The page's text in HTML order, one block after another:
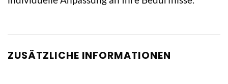
ZUSÄTZLICHE INFORMATIONEN